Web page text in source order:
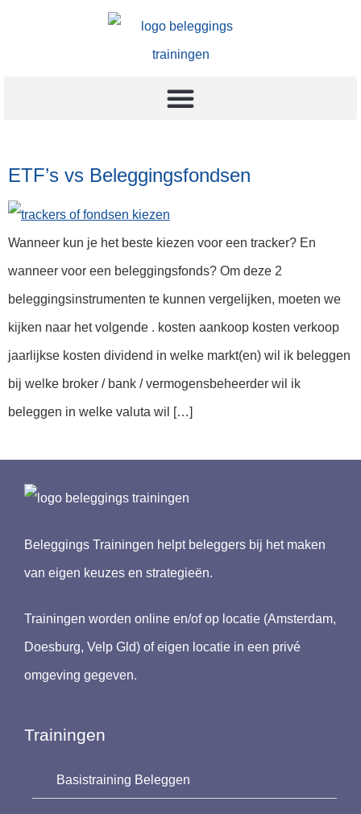
ETF’s vs Beleggingsfondsen
Wanneer kun je het beste kiezen voor een tracker? En
wanneer voor een beleggingsfonds? Om deze 2
beleggingsinstrumenten te kunnen vergelijken, moeten we
kijken naar het volgende . kosten aankoop kosten verkoop
jaarlijkse kosten dividend in welke markt(en) wil ik beleggen
bij welke broker / bank / vermogensbeheerder wil ik
beleggen in welke valuta wil […]
Beleggings Trainingen helpt beleggers bij het maken
van eigen keuzes en strategieën.
Trainingen worden online en/of op locatie (Amsterdam,
Doesburg, Velp Gld) of eigen locatie in een privé
omgeving gegeven.
Trainingen
Basistraining Beleggen